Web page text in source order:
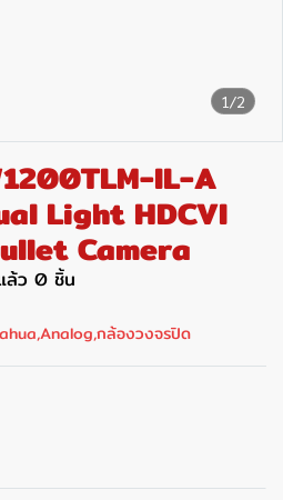
1/2
IL-A
Light HDCVI
Camera
ล้ว 0 ชิ้น
,Analog,กล้องวงจรปิด